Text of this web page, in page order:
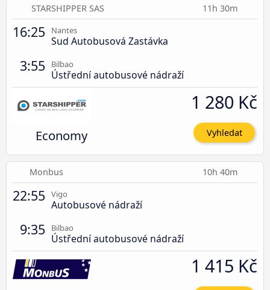
STARSHIPPER SAS 11h 30m
16:25 Nantes
Sud Autobusová Zastávka
3:55 Bilbao
Ústřední autobusové nádraží
Economy
1 280 Kč
Vyhledat
Monbus 10h 40m
22:55 Vigo
Autobusové nádraží
9:35 Bilbao
Ústřední autobusové nádraží
1 415 Kč